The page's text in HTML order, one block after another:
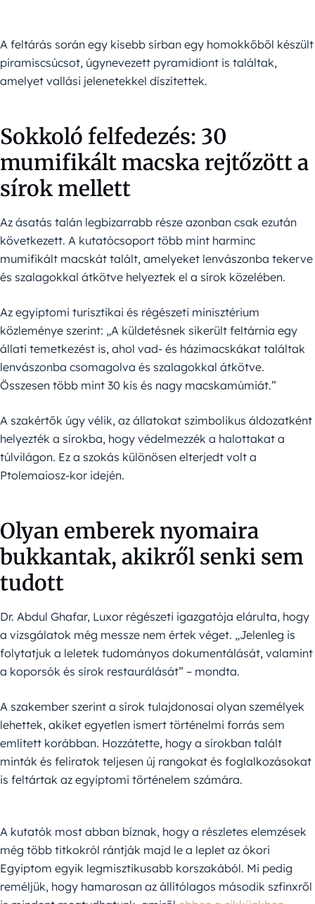
A feltárás során egy kisebb sírban egy homokkőből készült
piramiscsúcsot, úgynevezett pyramidiont is találtak,
amelyet vallási jelenetekkel díszítettek.
Sokkoló felfedezés: 30
mumifikált macska rejtőzött a
sírok mellett
Az ásatás talán legbizarrabb része azonban csak ezután
következett. A kutatócsoport több mint harminc
mumifikált macskát talált, amelyeket lenvászonba tekerve
és szalagokkal átkötve helyeztek el a sírok közelében.
Az egyiptomi turisztikai és régészeti minisztérium
közleménye szerint: „A küldetésnek sikerült feltárnia egy
állati temetkezést is, ahol vad- és házimacskákat találtak
lenvászonba csomagolva és szalagokkal átkötve.
Összesen több mint 30 kis és nagy macskamúmiát.”
A szakértők úgy vélik, az állatokat szimbolikus áldozatként
helyezték a sírokba, hogy védelmezzék a halottakat a
túlvilágon. Ez a szokás különösen elterjedt volt a
Ptolemaiosz-kor idején.
Olyan emberek nyomaira
bukkantak, akikről senki sem
tudott
Dr. Abdul Ghafar, Luxor régészeti igazgatója elárulta, hogy
a vizsgálatok még messze nem értek véget. „Jelenleg is
folytatjuk a leletek tudományos dokumentálását, valamint
a koporsók és sírok restaurálását” – mondta.
A szakember szerint a sírok tulajdonosai olyan személyek
lehettek, akiket egyetlen ismert történelmi forrás sem
említett korábban. Hozzátette, hogy a sírokban talált
minták és feliratok teljesen új rangokat és foglalkozásokat
is feltártak az egyiptomi történelem számára.
A kutatók most abban bíznak, hogy a részletes elemzések
még több titkokról rántják majd le a leplet az ókori
Egyiptom egyik legmisztikusabb korszakából. Mi pedig
reméljük, hogy hamarosan az állítólagos második szfinxről